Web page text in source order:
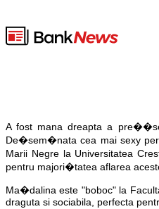
A fost mana dreapta a
De�sem�nata cea mai sexy
Marii Negre la Universitatea
pentru majori�tatea aflarea
Ma�dalina este "boboc" la
draguta si sociabila, perfecta